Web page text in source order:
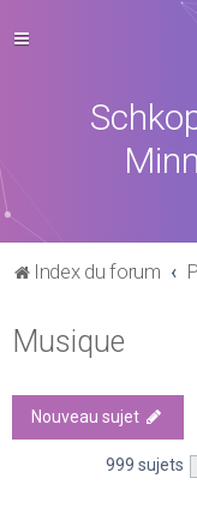
Index du forum
Musique
Nouveau sujet
999 sujets